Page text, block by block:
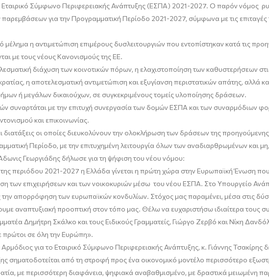
Σύμφωνο Περιφερειακής Ανάπτυξης (ΕΣΠΑ) 2021-2027. Ο παρόν νόμος
για την Προγραμματική Περίοδο 2021-2027, σύμφωνα με τις επιταγές
μέλημα η αντιμετώπιση επιμέρους δυσλειτουργιών που εντοπίστηκαν κατά τις
με τους νέους Κανονισμούς της ΕΕ.
διάχυση των κοινοτικών πόρων, η ελαχιστοποίηση των καθυστερήσεων
η αποτελεσματική αντιμετώπιση και εξυγίανση περιστατικών απάτης, αλλά
ή μεγάλων δικαιούχων, σε συγκεκριμένους τομείς υλοποίησης δράσεων.
συναρτάται με την επιτυχή συνεργασία των δομών ΕΣΠΑ και των συναρμόδιων
και επικοινωνίας.
οι οποίες διευκολύνουν την ολοκλήρωση των δράσεων της
Περίοδο, με την επιτυχημένη λειτουργία όλων των αναδιαρθρωμένων και
Γεωργιάδης δήλωσε για τη ψήφιση του νέου νόμου:
περιόδου 2021-2027 η Ελλάδα γίνεται η πρώτη χώρα στην Ευρωπαϊκή Ένωση που
των επιχειρήσεων και των νοικοκυριών μέσω του νέου ΕΣΠΑ. Στο Υπουργείο
απορρόφηση των ευρωπαϊκών κονδυλίων. Στόχος μας παραμένει, μέσα στις
αναπτυξιακή προοπτική στον τόπο μας. Θέλω να ευχαριστήσω ιδιαίτερα τους
Δημήτρη Σκάλκο και τους Ειδικούς Γραμματείς, Γιώργο Ζερβό και Νίκη
πρώτοι σε όλη την Ευρώπη».
για το Εταιρικό Σύμφωνο Περιφερειακής Ανάπτυξης, κ. Γιάννης Τσακίρης
σηματοδοτείται από τη στροφή προς ένα οικονομικό μοντέλο περισσότερο
με περισσότερη διαφάνεια, ψηφιακά αναβαθμισμένο, με δραστικά μειωμένη